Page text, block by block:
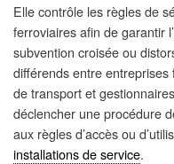
Elle contrôle les règles de
ferroviaires afin de garantir
subvention croisée ou
différends entre
de transport et
déclencher une procédure
aux règles d’accès ou
installations de service.